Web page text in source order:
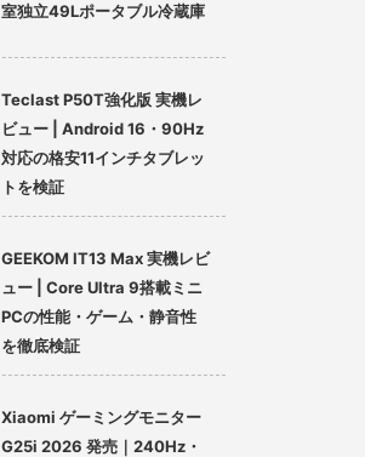
室独立49Lポータブル冷蔵庫
Teclast P50T強化版 実機レ
ビュー | Android 16・90Hz
対応の格安11インチタブレッ
トを検証
GEEKOM IT13 Max 実機レビ
ュー | Core Ultra 9搭載ミニ
PCの性能・ゲーム・静音性
を徹底検証
Xiaomi ゲーミングモニター
G25i 2026 発売｜240Hz・